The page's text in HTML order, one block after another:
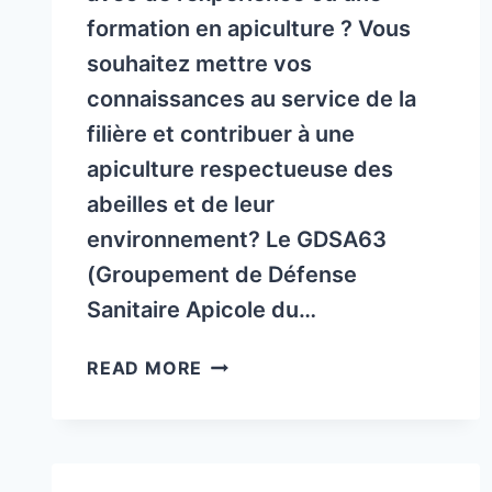
H.
formation en apiculture ? Vous
souhaitez mettre vos
connaissances au service de la
filière et contribuer à une
apiculture respectueuse des
abeilles et de leur
environnement? Le GDSA63
(Groupement de Défense
Sanitaire Apicole du…
READ MORE LE